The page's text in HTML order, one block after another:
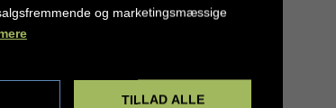
så vil
og marketingsmæssige
TILLAD ALLE